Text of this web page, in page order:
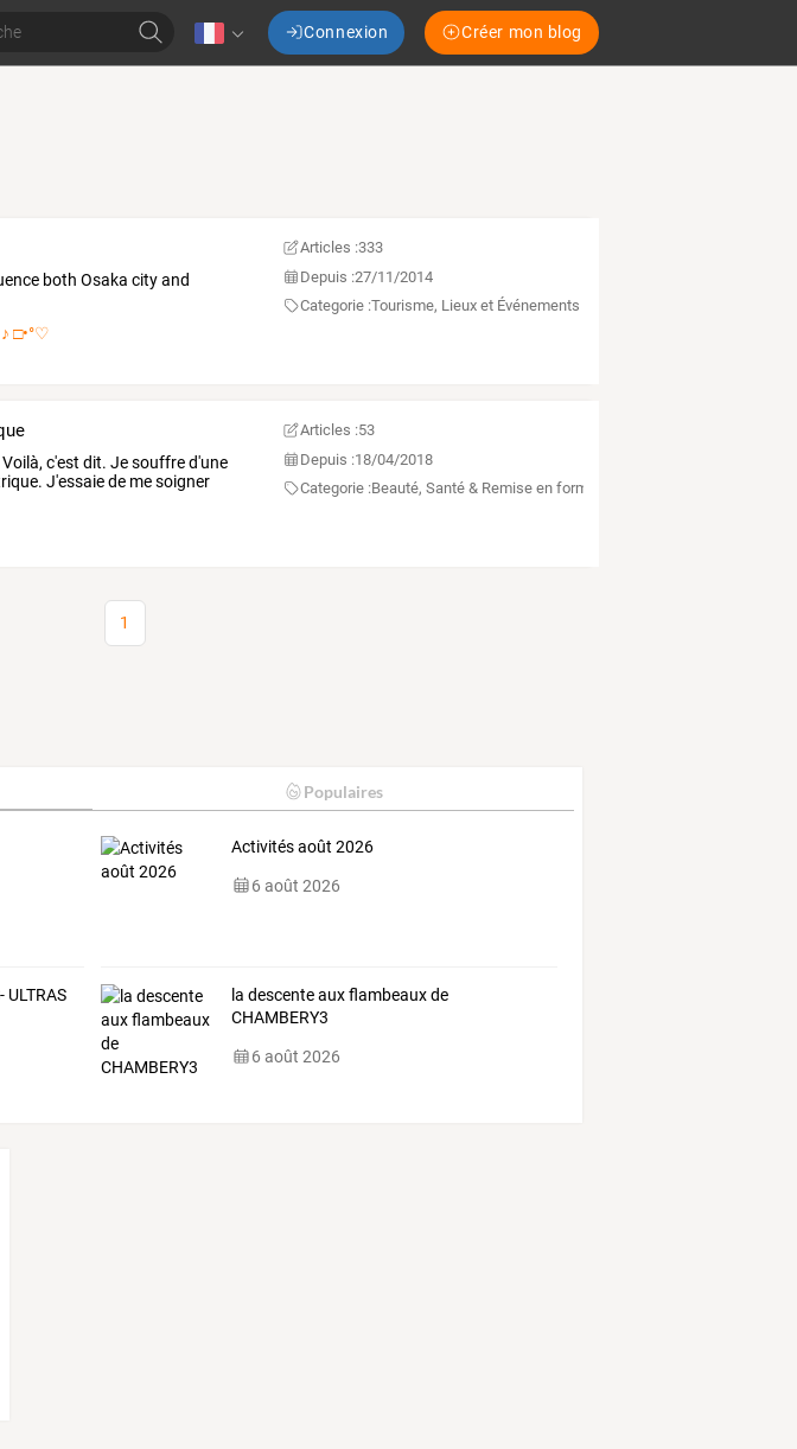
Connexion Créer mon blog
both Osaka city and
□•°♡
Articles :333
Depuis :27/11/2014
Categorie :Tourisme, Lieux et Événements
Voilà, c'est dit. Jesouffred'une
J'essaiede mesoigner
Articles :53
Depuis :18/04/2018
Categorie :Beauté, Santé & Remise en forme
1
Populaires
Activités août 2026
6 août 2026
ULTRAS
la descente aux flambeaux de
CHAMBERY3
6 août 2026